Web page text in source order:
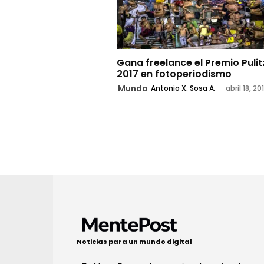
Gana freelance el Premio
2017 en fotoperiodismo
Mundo Antonio X. Sosa A. - abril 18,
Noticias para un mundo digital